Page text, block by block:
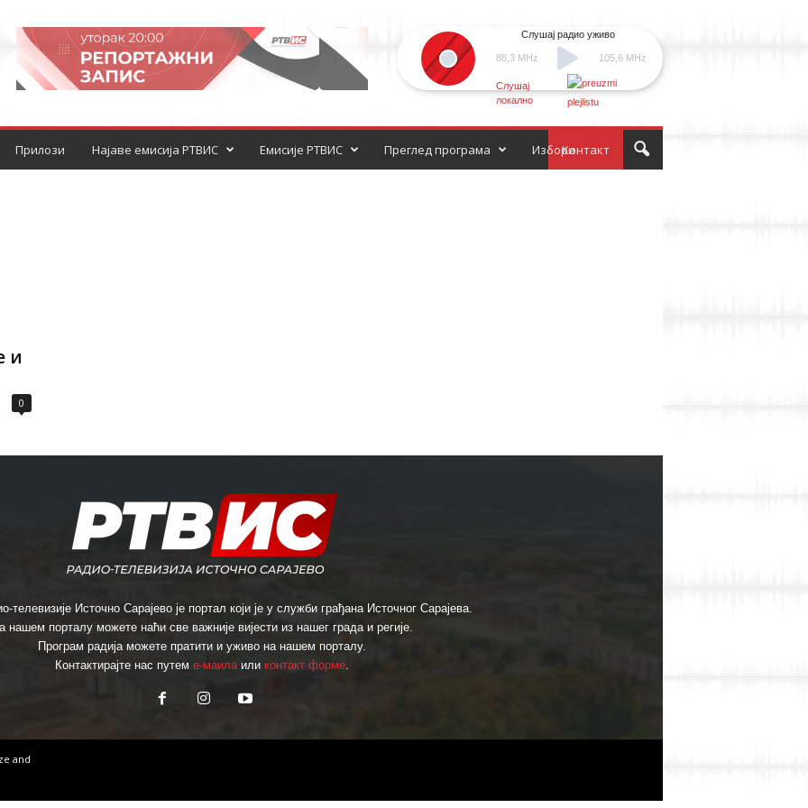
88,3 MHz
Слушај радио уживо
105,6 MHz
Слушај
локално
Прилози Најаве емисија РТВИС Емисије РТВИС Контакт
Преглед програма Избори
и
0
телевизије Источно Сарајево је портал који је у служби грађана Источног Сарајева.
нашем порталу можете наћи све важније вијести из нашег града и регије.
Програм радија можете пратити и уживо на нашем порталу.
Контактирајте нас путем е-маилаили контакт форме.
and